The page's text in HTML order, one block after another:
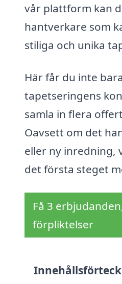
vår plattform kan
hantverkare som
stiliga och unika
Här får du inte
tapetseringens
samla in flera
Oavsett om det
eller ny inredning,
det första steget
Få 3
förpliktelser